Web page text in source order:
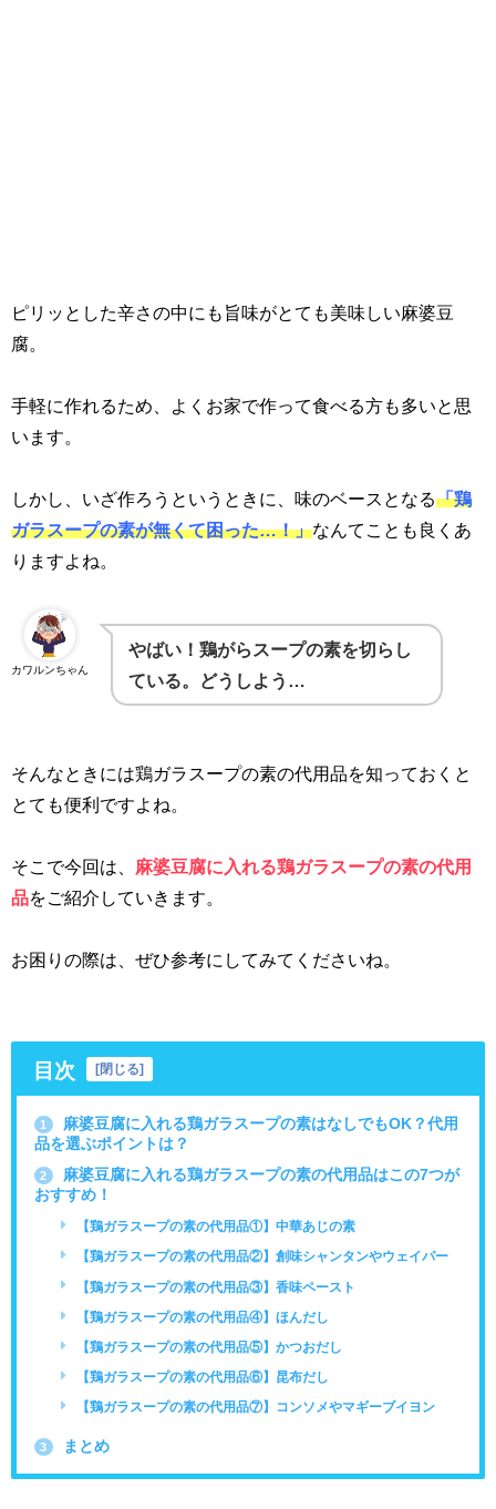
ピリッとした辛さの中にも旨味がとても美味しい麻婆豆
腐。
手軽に作れるため、よくお家で作って食べる方も多いと思
います。
しかし、いざ作ろうというときに、味のベースとなる「鶏
ガラスープの素が無くて困った…！」なんてことも良くあ
りますよね。
カワルンちゃん
やばい！鶏がらスープの素を切らし
ている 。どうしよう…
そんなときには鶏ガラスープの素の代用品を知っておくと
とても便利ですよね。
そこで今回は、
麻婆豆腐に入れる鶏ガラスープの素の代用
品をご紹介していきます。
お困りの際は、ぜひ参考にしてみてくださいね。
目次 [閉じる]
1
麻婆豆腐に入れる鶏ガラスープの素はなしでもOK？代用
品を選ぶポイントは？
2
麻婆豆腐に入れる鶏ガラスープの素の代用品はこの7つが
おすすめ！
【鶏ガラスープの素の代用品①】中華あじの素
【鶏ガラスープの素の代用品②】創味シャンタンやウェイパー
【鶏ガラスープの素の代用品③】香味ペースト
【鶏ガラスープの素の代用品④】ほんだし
【鶏ガラスープの素の代用品⑤】かつおだし
【鶏ガラスープの素の代用品⑥】昆布だし
【鶏ガラスープの素の代用品⑦】コンソメやマギーブイヨン
3 まとめ